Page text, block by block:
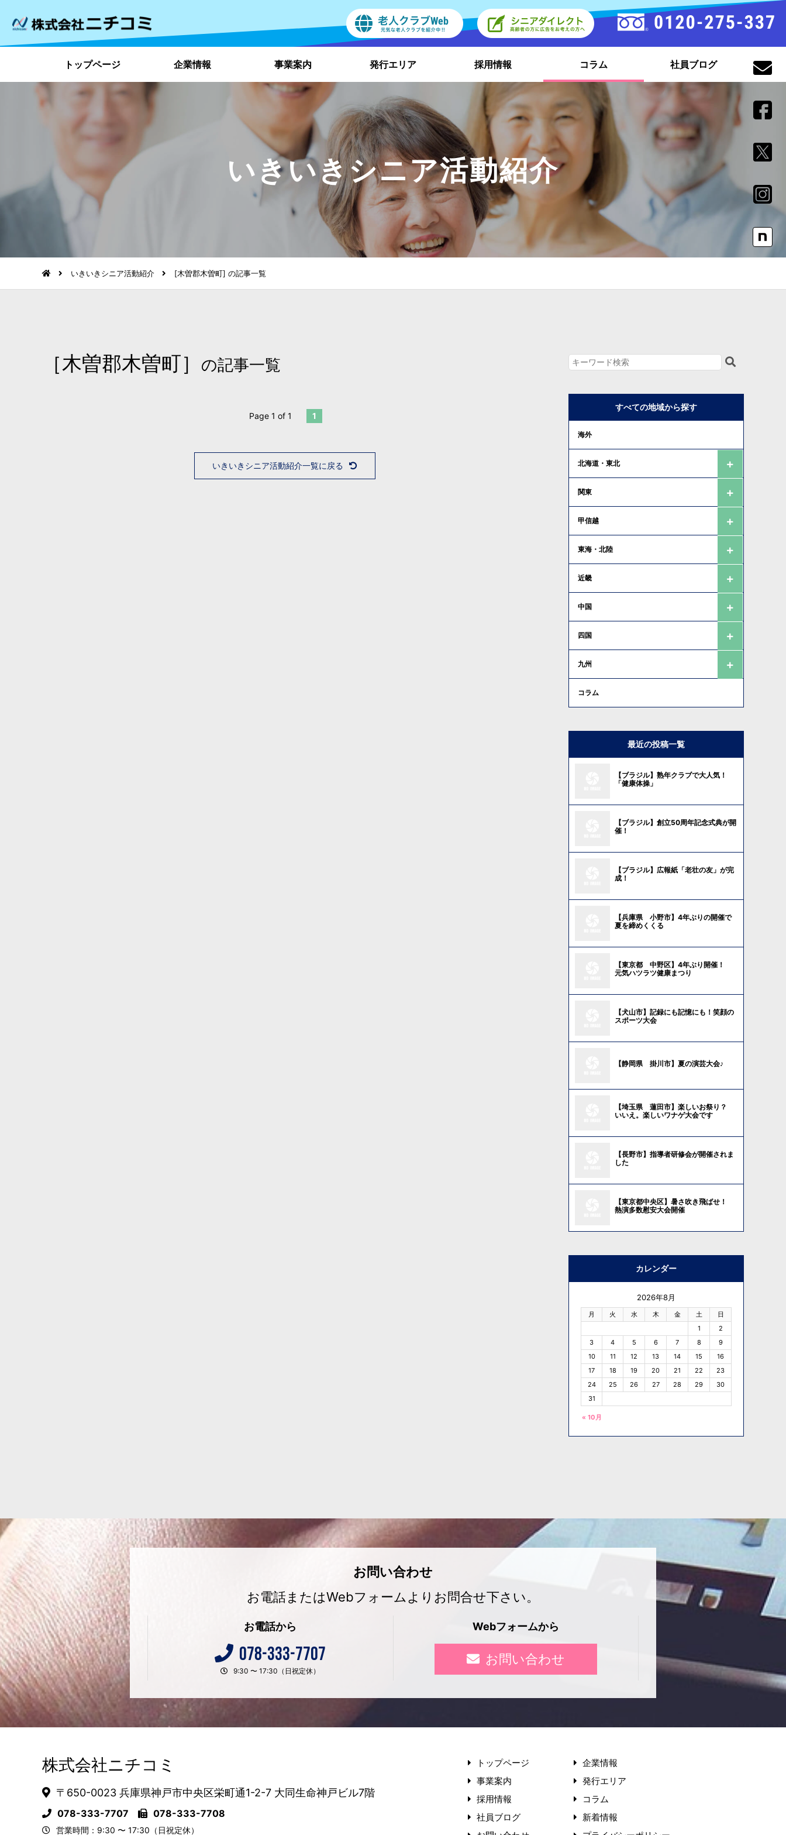
トップページ 企業情報 事業案内 発行エリア 採用情報 コラム 社員ブログ
いきいきシニア活動紹介
いきいきシニア活動紹介 [木曽郡木曽町] の記事一覧
［木曽郡木曽町］ の記事一覧
Page 1 of 1 1
いきいきシニア活動紹介一覧に戻る
すべての地域から探す
海外
北海道・東北
関東
甲信越
東海・北陸
近畿
中国
四国
九州
コラム
最近の投稿一覧
【ブラジル】熟年クラブで大人気！
「健康体操」
【ブラジル】創立50周年記念式典が開
催！
【ブラジル】広報紙「老壮の友」が完
成！
【兵庫県 小野市】4年ぶりの開催で
夏を締めくくる
【東京都 中野区】4年ぶり開催！
元気ハツラツ健康まつり
【犬山市】記録にも記憶にも！笑顔の
スポーツ大会
【静岡県 掛川市】夏の演芸大会♪
【埼玉県 蓮田市】楽しいお祭り？
いいえ。楽しいワナゲ大会です
【長野市】指導者研修会が開催されま
した
【東京都中央区】暑さ吹き飛ばせ！
熱演多数慰安大会開催
カレンダー
2026年8月
月 火 水 木 金 土 日
« 10月
1
2
3
4 5 6 7 8
9
10
11 12 13 14 15
16
17
18 19 20 21 22
23
24
25 26 27 28 29
30
31
お問い合わせ
お電話またはWebフォームよりお問合せ下さい。
お電話から
078-333-7707
9:30 〜 17:30（日祝定休）
Webフォームから
お問い合わせ
株式会社ニチコミ
〒650-0023 兵庫県神戸市中央区栄町通1-2-7 大同生命神戸ビル7階
078-333-7707 078-333-7708
営業時間：9:30 〜 17:30（日祝定休）
トップページ
企業情報
事業案内
発行エリア
採用情報
コラム
社員ブログ
新着情報